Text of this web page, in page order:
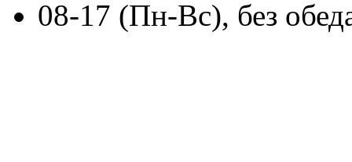
08-17 (Пн-Вс), без